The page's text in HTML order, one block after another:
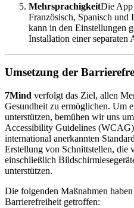
MehrsprachigkeitDie App
Französisch, Spanisch und
kann in den Einstellungen
Installation einer separaten
Umsetzung der
7Mind verfolgt das Ziel, allen
Gesundheit zu ermöglichen. Um
unterstützen, bemühen wir uns
Accessibility Guidelines
international anerkannten
Erstellung von Schnittstellen, die
einschließlich
unterstützen.
Die folgenden Maßnahmen
Barrierefreiheit getroffen: